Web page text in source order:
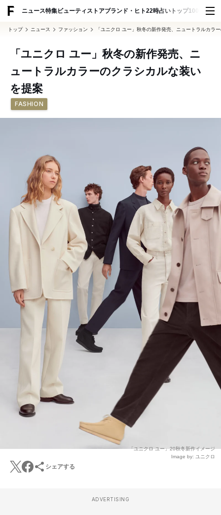
ニュース特集ビューティ ストアブランド・ヒト22時占い トップ100 スナッ
トップ ニュース ファッション 「ユニクロ ユー」秋冬の新作発売、ニュートラルカラ
「ユニクロ ユー」秋冬の新作発売、ニ
ュートラルカラーのクラシカルな装い
を提案
FASHION
「ユニクロ ユー」20秋冬新作イメージ
Image by: ユニクロ
シェアする
ADVERTISING